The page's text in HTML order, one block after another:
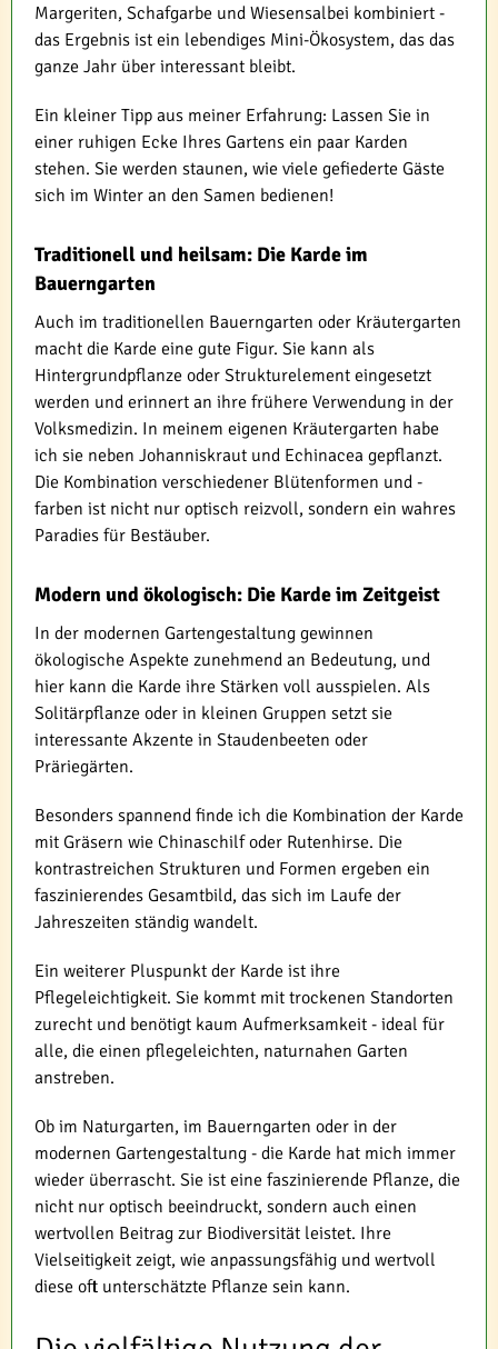
Margeriten, Schafgarbe und Wiesensalbei kombiniert -
das Ergebnis ist ein lebendiges Mini-Ökosystem, das das
ganze Jahr über interessant bleibt.
Ein kleiner Tipp aus meiner Erfahrung: Lassen Sie in
einer ruhigen Ecke Ihres Gartens ein paar Karden
stehen. Sie werden staunen, wie viele gefiederte Gäste
sich im Winter an den Samen bedienen!
Traditionell und heilsam: Die Karde im
Bauerngarten
Auch im traditionellen Bauerngarten oder Kräutergarten
macht die Karde eine gute Figur. Sie kann als
Hintergrundpflanze oder Strukturelement eingesetzt
werden und erinnert an ihre frühere Verwendung in der
Volksmedizin. In meinem eigenen Kräutergarten habe
ich sie neben Johanniskraut und Echinacea gepflanzt.
Die Kombination verschiedener Blütenformen und -
farben ist nicht nur optisch reizvoll, sondern ein wahres
Paradies für Bestäuber.
Modern und ökologisch: Die Karde im Zeitgeist
In der modernen Gartengestaltung gewinnen
ökologische Aspekte zunehmend an Bedeutung, und
hier kann die Karde ihre Stärken voll ausspielen. Als
Solitärpflanze oder in kleinen Gruppen setzt sie
interessante Akzente in Staudenbeeten oder
Präriegärten.
Besonders spannend finde ich die Kombination der Karde
mit Gräsern wie Chinaschilf oder Rutenhirse. Die
kontrastreichen Strukturen und Formen ergeben ein
faszinierendes Gesamtbild, das sich im Laufe der
Jahreszeiten ständig wandelt.
Ein weiterer Pluspunkt der Karde ist ihre
Pflegeleichtigkeit. Sie kommt mit trockenen Standorten
zurecht und benötigt kaum Aufmerksamkeit - ideal für
alle, die einen pflegeleichten, naturnahen Garten
anstreben.
Ob im Naturgarten, im Bauerngarten oder in der
modernen Gartengestaltung - die Karde hat mich immer
wieder überrascht. Sie ist eine faszinierende Pflanze, die
nicht nur optisch beeindruckt, sondern auch einen
wertvollen Beitrag zur Biodiversität leistet. Ihre
Vielseitigkeit zeigt, wie anpassungsfähig und wertvoll
diese oft unterschätzte Pflanze sein kann.